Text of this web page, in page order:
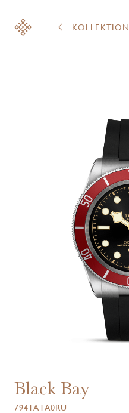
KOLLEKTION
Black Bay
7941A1A0RU